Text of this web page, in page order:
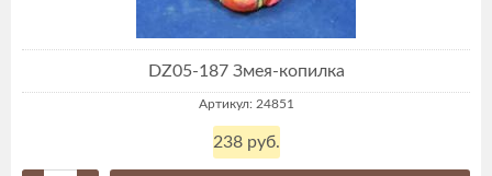
DZ05-187 Змея-копилка
Артикул: 24851
238 руб.